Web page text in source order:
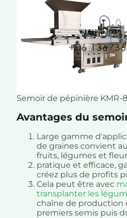
Semoir de pépinière KMR-
Avantages du
Large gamme
de graines convient
fruits, légumes et
pratique et efficace,
créez plus de profits
Cela peut être avec
transplanter les
chaîne de production
premiers semis puis